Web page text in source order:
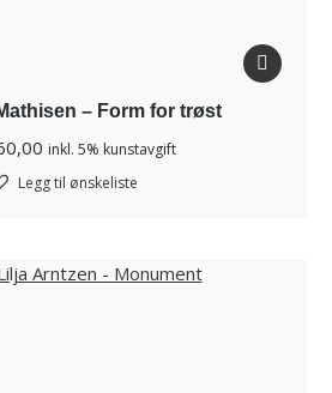
– Form for trøst
inkl. 5% kunstavgift
Legg til ønskeliste